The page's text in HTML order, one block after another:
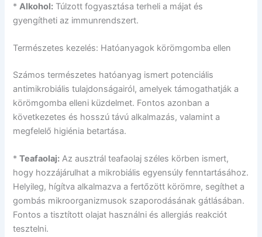
*Alkohol: Túlzott fogyasztása terheli a májat és
gyengítheti az immunrendszert.
Természetes kezelés: Hatóanyagok körömgomba ellen
Számos természetes hatóanyag ismert potenciális
antimikrobiális tulajdonságairól, amelyek támogathatják a
körömgomba elleni küzdelmet. Fontos azonban a
következetes és hosszú távú alkalmazás, valamint a
megfelelő higiénia betartása.
*Teafaolaj: Az ausztrál teafaolaj széles körben ismert,
hogy hozzájárulhat a mikrobiális egyensúly fenntartásához.
Helyileg, hígítva alkalmazva a fertőzött körömre, segíthet a
gombás mikroorganizmusok szaporodásának gátlásában.
Fontos a tisztított olajat használni és allergiás reakciót
tesztelni.